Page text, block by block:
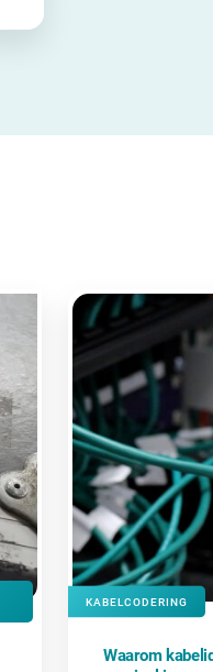
KABELCODERING
Waarom